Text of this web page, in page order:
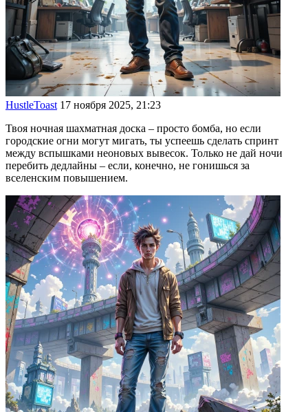
HustleToast 17 ноября 2025, 21:23
Твоя ночная шахматная доска – просто бомба, но если
городские огни могут мигать, ты успеешь сделать спринт
между вспышками неоновых вывесок. Только не дай ночи
перебить дедлайны – если, конечно, не гонишься за
вселенским повышением.